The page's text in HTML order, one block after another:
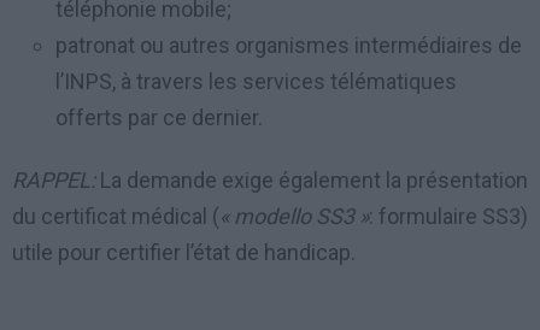
téléphonie mobile;
patronat ou autres organismes intermédiaires de
l’INPS, à travers les services télématiques
offerts par ce dernier.
RAPPEL:La demande exige également la présentation
du certificat médical (« modello SS3 »: formulaire SS3)
utile pour certifier l’état de handicap.